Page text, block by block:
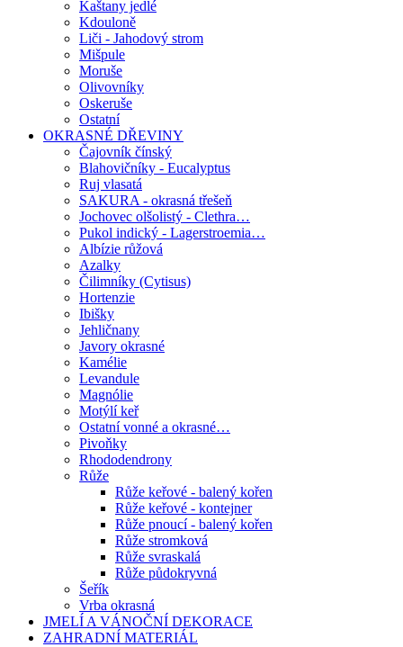
Kaštany jedlé
Kdouloně
Liči - Jahodový strom
Mišpule
Moruše
Olivovníky
Oskeruše
Ostatní
OKRASNÉ DŘEVINY
Čajovník čínský
Blahovičníky - Eucalyptus
Ruj vlasatá
SAKURA - okrasná třešeň
Jochovec olšolistý - Clethra…
Pukol indický - Lagerstroemia…
Albízie růžová
Azalky
Čilimníky (Cytisus)
Hortenzie
Ibišky
Jehličnany
Javory okrasné
Kamélie
Levandule
Magnólie
Motýlí keř
Ostatní vonné a okrasné…
Pivoňky
Rhododendrony
Růže
Růže keřové - balený kořen
Růže keřové - kontejner
Růže pnoucí - balený kořen
Růže stromková
Růže svraskalá
Růže půdokryvná
Šeřík
Vrba okrasná
JMELÍ A VÁNOČNÍ DEKORACE
ZAHRADNÍ MATERIÁL